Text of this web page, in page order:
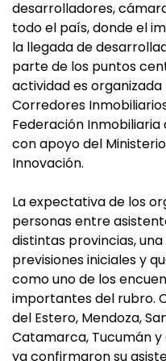
desarrolladores,
todo el país, donde el
la llegada de
parte de los puntos
actividad es
Corredores
Federación
con apoyo del
Innovación.
La expectativa de los
personas entre
distintas provincias,
previsiones iniciales y
como uno de los
importantes del rubro.
del Estero, Mendoza,
Catamarca, Tucumán
ya confirmaron su